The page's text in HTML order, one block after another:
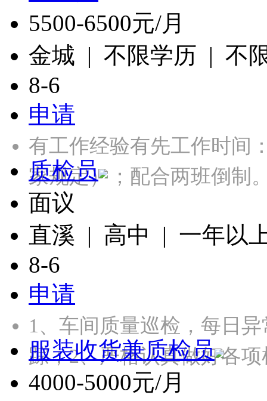
5500-6500元/月
金城 | 不限学历 | 不
8-6
申请
有工作经验有先工作时间
家规定）；配合两班倒
质检员
面议
直溪 | 高中 | 一年以
8-6
申请
1、车间质量巡检，每日
踪；2、严格认真做好各
服装收货兼质检员
4000-5000元/月